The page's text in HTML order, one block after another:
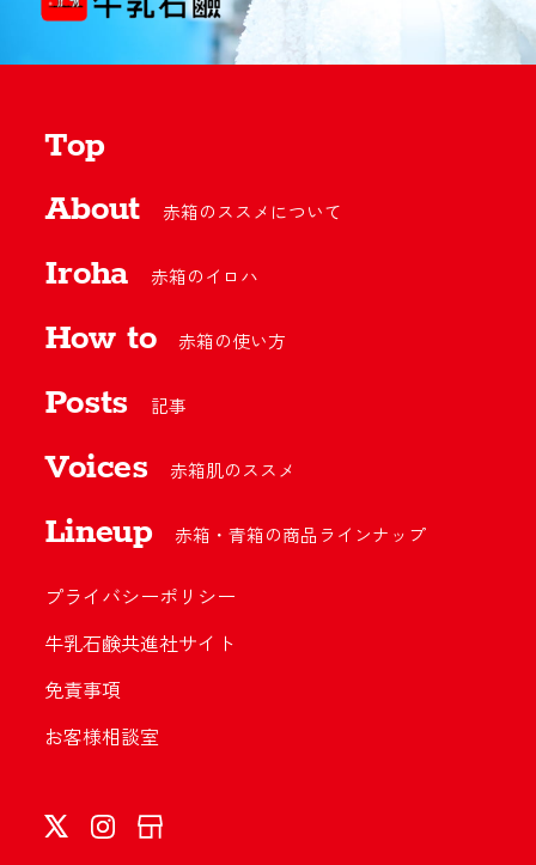
Top
About
赤箱のススメについて
Iroha 赤箱のイロハ
How to 赤箱の使い方
Posts 記事
Voices 赤箱肌のススメ
Lineup 赤箱・青箱の商品ラインナップ
プライバシーポリシー
牛乳石鹸共進社サイト
免責事項
お客様相談室